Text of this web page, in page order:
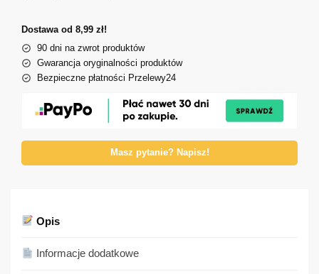
Dostawa od 8,99 zł!
90 dni na zwrot produktów
Gwarancja oryginalności produktów
Bezpieczne płatności Przelewy24
Masz pytanie? Napisz!
Opis
Informacje dodatkowe